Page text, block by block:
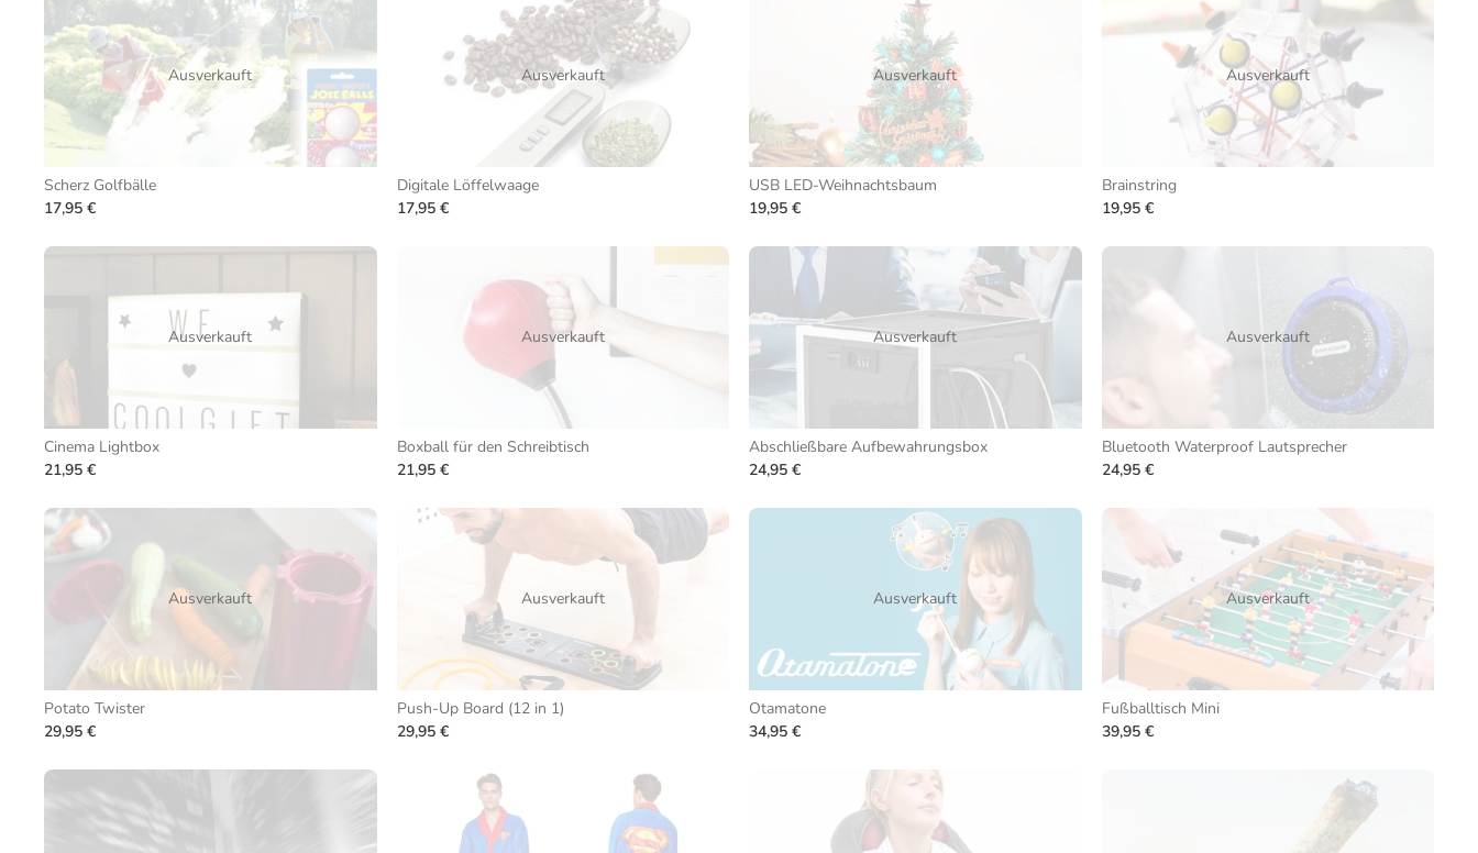
Ausverkauft
Scherz Golfbälle
17,95 €
Ausverkauft
Digitale Löffelwaage
17,95 €
Ausverkauft
USB LED-Weihnachtsbaum
19,95 €
Ausverkauft
Brainstring
19,95 €
Ausverkauft
Cinema Lightbox
21,95 €
Ausverkauft
Boxball für den Schreibtisch
21,95 €
Ausverkauft
Abschließbare Aufbewahrungsbox
24,95 €
Ausverkauft
Bluetooth Waterproof Lautsprecher
24,95 €
Ausverkauft
Potato Twister
29,95 €
Ausverkauft
Push-Up Board (12 in 1)
29,95 €
Ausverkauft
Otamatone
34,95 €
Ausverkauft
Fußballtisch Mini
39,95 €